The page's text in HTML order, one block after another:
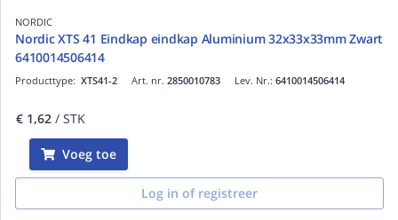
NORDIC
Nordic XTS 41 Eindkap eindkap Aluminium 32x33x33mm Zwart
6410014506414
Art. nr. 2850010783
Producttype: XTS41-2 Lev. Nr.: 6410014506414
€ 1,62 / STK
Voeg toe
Log in of registreer